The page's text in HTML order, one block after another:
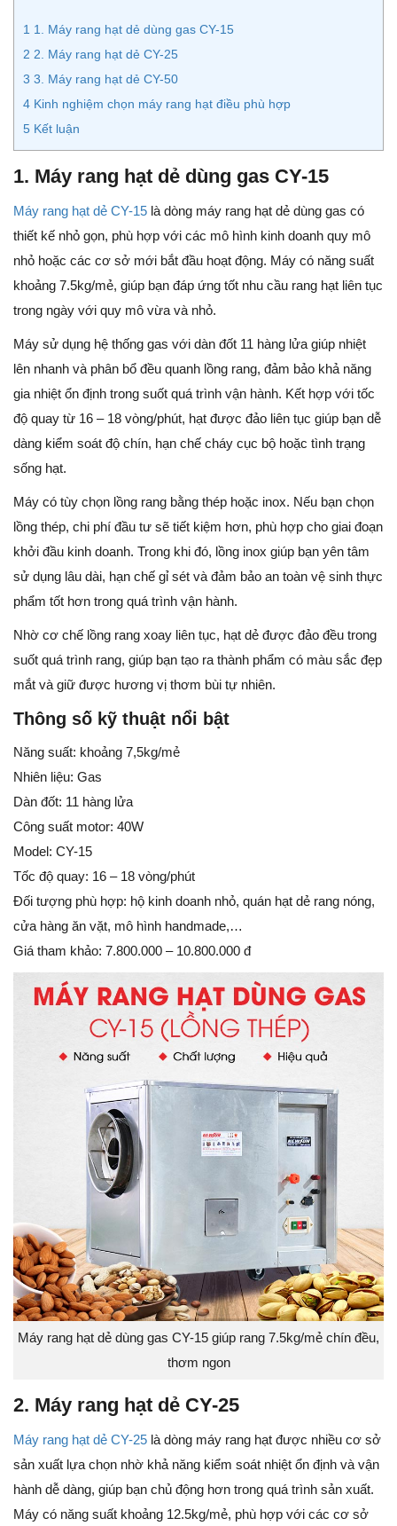
1 1. Máy rang hạt dẻ dùng gas CY-15
2 2. Máy rang hạt dẻ CY-25
3 3. Máy rang hạt dẻ CY-50
4 Kinh nghiệm chọn máy rang hạt điều phù hợp
5 Kết luận
1. Máy rang hạt dẻ dùng gas CY-15
Máy rang hạt dẻ CY-15 là dòng máy rang hạt dẻ dùng gas có
thiết kế nhỏ gọn, phù hợp với các mô hình kinh doanh quy mô
nhỏ hoặc các cơ sở mới bắt đầu hoạt động. Máy có năng suất
khoảng 7.5kg/mẻ, giúp bạn đáp ứng tốt nhu cầu rang hạt liên tục
trong ngày với quy mô vừa và nhỏ.
Máy sử dụng hệ thống gas với dàn đốt 11 hàng lửa giúp nhiệt
lên nhanh và phân bổ đều quanh lồng rang, đảm bảo khả năng
gia nhiệt ổn định trong suốt quá trình vận hành. Kết hợp với tốc
độ quay từ 16 – 18 vòng/phút, hạt được đảo liên tục giúp bạn dễ
dàng kiểm soát độ chín, hạn chế cháy cục bộ hoặc tình trạng
sống hạt.
Máy có tùy chọn lồng rang bằng thép hoặc inox. Nếu bạn chọn
lồng thép, chi phí đầu tư sẽ tiết kiệm hơn, phù hợp cho giai đoạn
khởi đầu kinh doanh. Trong khi đó, lồng inox giúp bạn yên tâm
sử dụng lâu dài, hạn chế gỉ sét và đảm bảo an toàn vệ sinh thực
phẩm tốt hơn trong quá trình vận hành.
Nhờ cơ chế lồng rang xoay liên tục, hạt dẻ được đảo đều trong
suốt quá trình rang, giúp bạn tạo ra thành phẩm có màu sắc đẹp
mắt và giữ được hương vị thơm bùi tự nhiên.
Thông số kỹ thuật nổi bật
Năng suất: khoảng 7,5kg/mẻ
Nhiên liệu: Gas
Dàn đốt: 11 hàng lửa
Công suất motor: 40W
Model: CY-15
Tốc độ quay: 16 – 18 vòng/phút
Đối tượng phù hợp: hộ kinh doanh nhỏ, quán hạt dẻ rang nóng,
cửa hàng ăn vặt, mô hình handmade,…
Giá tham khảo: 7.800.000 – 10.800.000 đ
Máy rang hạt dẻ dùng gas CY-15 giúp rang 7.5kg/mẻ chín đều,
thơm ngon
2. Máy rang hạt dẻ CY-25
Máy rang hạt dẻ CY-25 là dòng máy rang hạt được nhiều cơ sở
sản xuất lựa chọn nhờ khả năng kiểm soát nhiệt ổn định và vận
hành dễ dàng, giúp bạn chủ động hơn trong quá trình sản xuất.
Máy có năng suất khoảng 12.5kg/mẻ, phù hợp với các cơ sở